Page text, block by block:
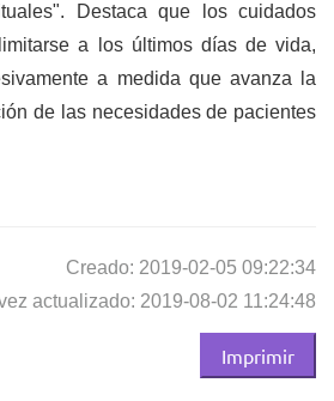
Destaca que los cuidados
a los últimos días de vida,
a medida que avanza la
de las necesidades de pacientes
Creado: 2019-02-05 09:22:34
actualizado: 2019-08-02 11:24:48
Imprimir